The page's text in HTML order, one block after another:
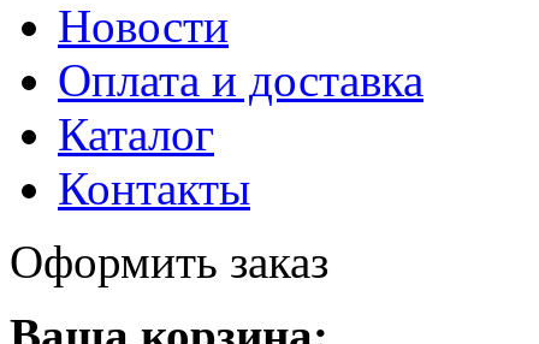
Новости
Оплата и доставка
Каталог
Контакты
Оформить заказ